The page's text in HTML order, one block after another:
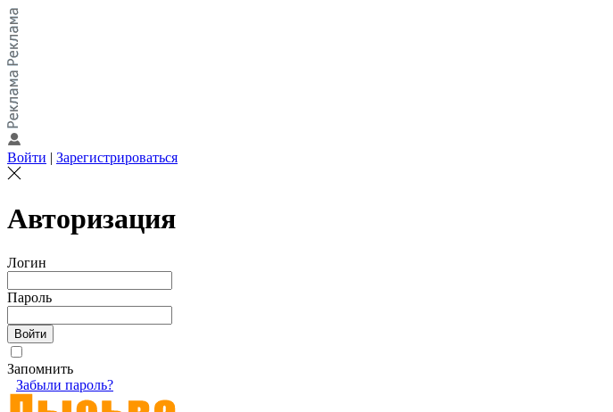
Войти | Зарегистрироваться
Авторизация
Логин
Пароль
Запомнить
Забыли пароль?